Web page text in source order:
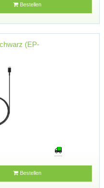
Bestellen
(EP-
Bestellen